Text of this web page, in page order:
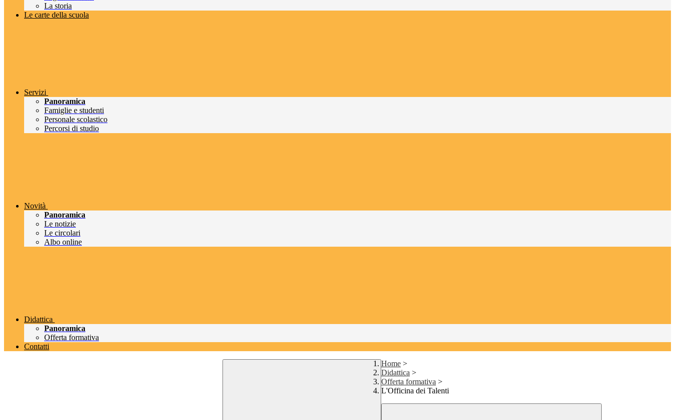
La storia
Le carte della scuola
Servizi
Panoramica
Famiglie e studenti
Personale scolastico
Percorsi di studio
Novità
Panoramica
Le notizie
Le circolari
Albo online
Didattica
Panoramica
Offerta formativa
Contatti
Home >
Didattica >
Offerta formativa >
L'Officina dei Talenti